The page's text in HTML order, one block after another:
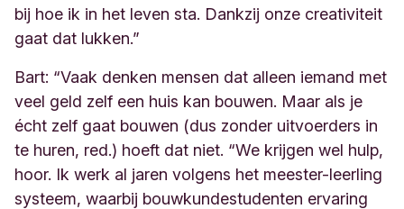
bij hoe ik in het leven sta. Dankzij onze creativiteit
gaat dat lukken.”
Bart: “Vaak denken mensen dat alleen iemand met
veel geld zelf een huis kan bouwen. Maar als je
écht zelf gaat bouwen (dus zonder uitvoerders in
te huren, red.) hoeft dat niet. “We krijgen wel hulp,
hoor. Ik werk al jaren volgens het meester-leerling
systeem, waarbij bouwkundestudenten ervaring